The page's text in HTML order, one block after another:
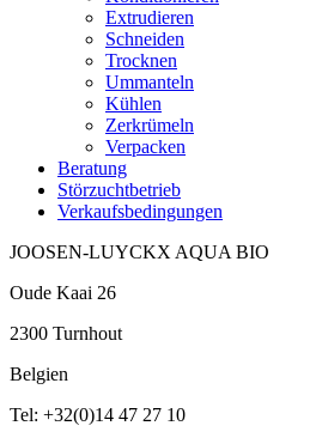
Extrudieren
Schneiden
Trocknen
Ummanteln
Kühlen
Zerkrümeln
Verpacken
Beratung
Störzuchtbetrieb
Verkaufsbedingungen
JOOSEN-LUYCKX AQUA BIO
Oude Kaai 26
2300 Turnhout
Belgien
Tel: +32(0)14 47 27 10